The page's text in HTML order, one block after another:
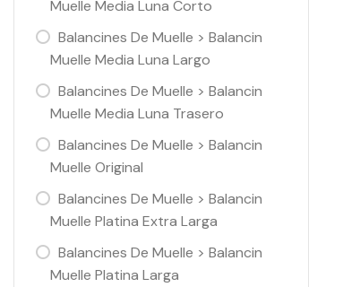
Muelle Media Luna Corto
Balancines De Muelle > Balancin
Muelle Media Luna Largo
Balancines De Muelle > Balancin
Muelle Media Luna Trasero
Balancines De Muelle > Balancin
Muelle Original
Balancines De Muelle > Balancin
Muelle Platina Extra Larga
Balancines De Muelle > Balancin
Muelle Platina Larga